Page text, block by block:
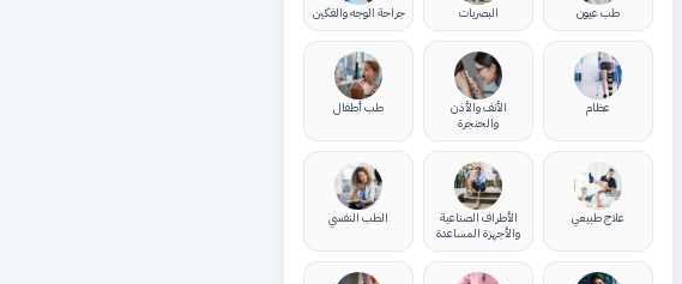
طب عيون البصريات جراحة الوجه والفكين
عظام
الأنف والأذن
والحنجرة
طب أطفال
علاج طبيعي
الأطراف الصناعية
والأجهزة المساعدة
الطب النفسي